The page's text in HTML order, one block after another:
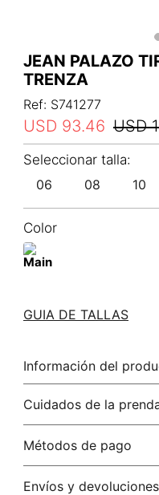
JEAN PALAZO
TRENZA
Ref: S741277
USD
USD 93.46
06 08 10
Color
GUIA DE TALLAS
Información del
100.00% algodón/cotton
Cuidados de la
Cuidados: no aplicar
Métodos de pago
Tarjetas de crédito: Visa,
Envíos y devoluciones